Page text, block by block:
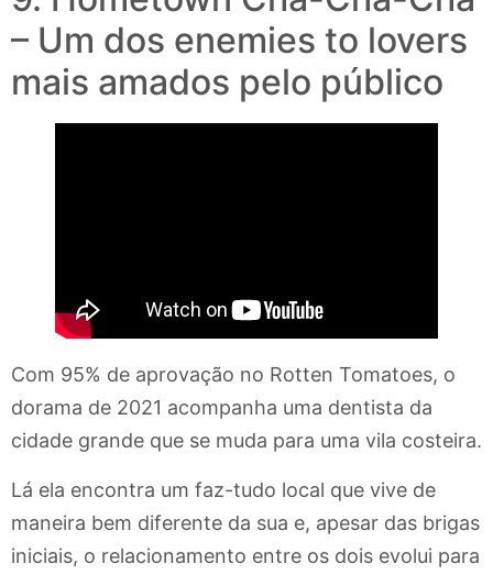
– Um dos enemies to lovers
mais amados pelo público
Com 95% de aprovação no Rotten Tomatoes, o
dorama de 2021 acompanha uma dentista da
cidade grande que se muda para uma vila costeira.
Lá ela encontra um faz-tudo local que vive de
maneira bem diferente da sua e, apesar das brigas
iniciais, o relacionamento entre os dois evolui para